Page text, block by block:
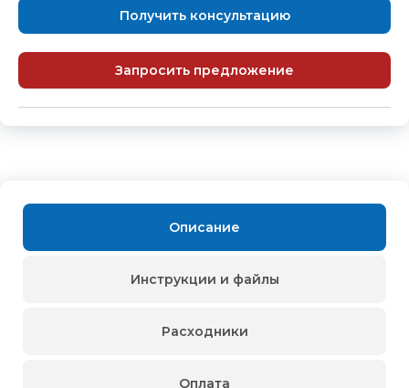
Получить консультацию
Запросить предложение
Описание
Инструкции и файлы
Расходники
Оплата